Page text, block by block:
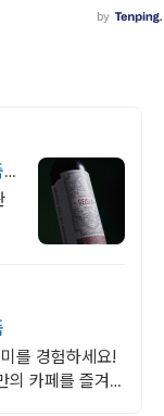
를 경험하세요!
의 카페를 즐겨보